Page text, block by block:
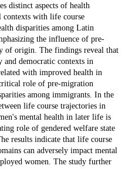
distinct aspects of health
with life course
disparities among Latin
the influence of pre-
of origin. The findings reveal that
and democratic contexts in
with improved health in
role of pre-migration
among immigrants. In the
life course trajectories in
mental health in later life is
role of gendered welfare state
results indicate that life course
can adversely impact mental
women. The study further